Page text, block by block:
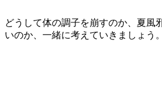
どうして体の調子を崩すのか、夏風
いのか、一緒に考えていきましょう。